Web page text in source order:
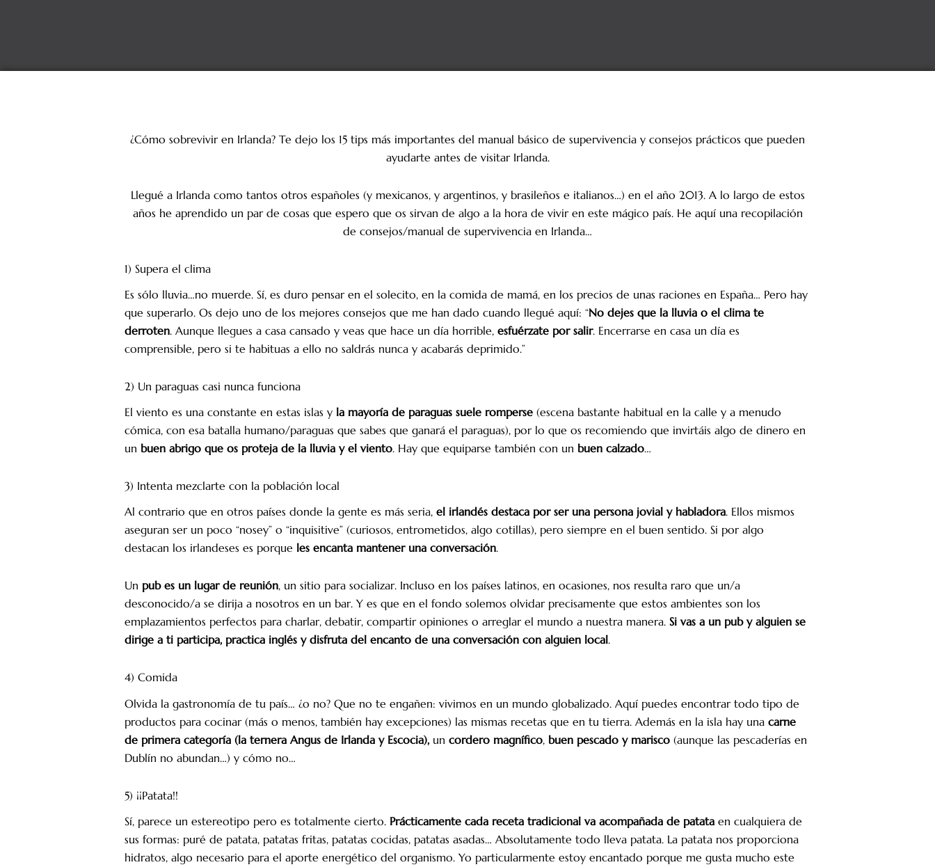
¿Cómo sobrevivir en Irlanda? Te dejo los 15 tips más importantes del manual básico de supervivencia y consejos prácticos que pueden
ayudarte antes de visitar Irlanda.
Llegué a Irlanda como tantos otros españoles (y mexicanos, y argentinos, y brasileños e italianos…) en el año 2013. A lo largo de estos
años he aprendido un par de cosas que espero que os sirvan de algo a la hora de vivir en este mágico país. He aquí una recopilación
de consejos/manual de supervivencia en Irlanda…
1) Supera el clima
Es sólo lluvia…no muerde. Sí, es duro pensar en el solecito, en la comida de mamá, en los precios de unas raciones en España… Pero hay
que superarlo. Os dejo uno de los mejores consejos que me han dado cuando llegué aquí: “No dejes que la lluvia o el clima te
derroten. Aunque llegues a casa cansado y veas que hace un día horrible,esfuérzate por salir. Encerrarse en casa un día es
comprensible, pero si te habituas a ello no saldrás nunca y acabarás deprimido.”
2) Un paraguas casi nunca funciona
El viento es una constante en estas islas y la mayoría de paraguas suele romperse (escena bastante habitual en la calle y a menudo
cómica, con esa batalla humano/paraguas que sabes que ganará el paraguas), por lo que os recomiendo que invirtáis algo de dinero en
un buen abrigo que os proteja de la lluvia y el viento. Hay que equiparse también con un buen calzado…
3) Intenta mezclarte con la población local
Al contrario que en otros países donde la gente es más seria,el irlandés destaca por ser una persona jovial y habladora. Ellos mismos
aseguran ser un poco “nosey” o “inquisitive” (curiosos, entrometidos, algo cotillas), pero siempre en el buen sentido. Si por algo
destacan los irlandeses es porque les encanta mantener una conversación.
Un pub es un lugar de reunión, un sitio para socializar. Incluso en los países latinos, en ocasiones, nos resulta raro que un/a
desconocido/a se dirija a nosotros en un bar. Y es que en el fondo solemos olvidar precisamente que estos ambientes son los
emplazamientos perfectos para charlar, debatir, compartir opiniones o arreglar el mundo a nuestra manera.Si vas a un pub y alguien se
dirige a ti participa, practica inglés y disfruta del encanto de una conversación con alguien local.
4) Comida
Olvida la gastronomía de tu país… ¿o no? Que no te engañen: vivimos en un mundo globalizado. Aquí puedes encontrar todo tipo de
productos para cocinar (más o menos, también hay excepciones) las mismas recetas que en tu tierra. Además en la isla hay unacarne
de primera categoría (la ternera Angus de Irlanda y Escocia), uncordero magnífico, buen pescado y marisco (aunque las pescaderías en
Dublín no abundan…) y cómo no…
5) ¡¡Patata!!
Sí, parece un estereotipo pero es totalmente cierto. Prácticamente cada receta tradicional va acompañada de patata en cualquiera de
sus formas: puré de patata, patatas fritas, patatas cocidas, patatas asadas… Absolutamente todo lleva patata. La patata nos proporciona
hidratos, algo necesario para el aporte energético del organismo. Yo particularmente estoy encantado porque me gusta mucho este